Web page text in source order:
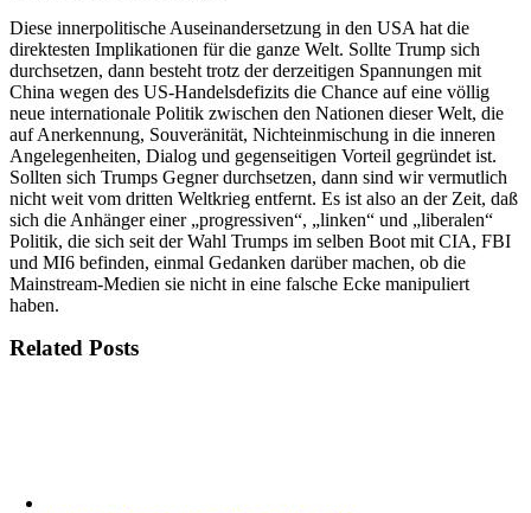
Diese innerpolitische Auseinandersetzung in den USA hat die
direktesten Implikationen für die ganze Welt. Sollte Trump sich
durchsetzen, dann besteht trotz der derzeitigen Spannungen mit
China wegen des US-Handelsdefizits die Chance auf eine völlig
neue internationale Politik zwischen den Nationen dieser Welt, die
auf Anerkennung, Souveränität, Nichteinmischung in die inneren
Angelegenheiten, Dialog und gegenseitigen Vorteil gegründet ist.
Sollten sich Trumps Gegner durchsetzen, dann sind wir vermutlich
nicht weit vom dritten Weltkrieg entfernt. Es ist also an der Zeit, daß
sich die Anhänger einer „progressiven“, „linken“ und „liberalen“
Politik, die sich seit der Wahl Trumps im selben Boot mit CIA, FBI
und MI6 befinden, einmal Gedanken darüber machen, ob die
Mainstream-Medien sie nicht in eine falsche Ecke manipuliert
haben.
Related Posts